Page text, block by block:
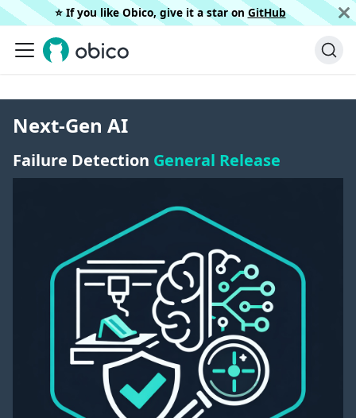
⭐️ If you like Obico, give it a star on GitHub
Next-Gen AI
Failure Detection General Release